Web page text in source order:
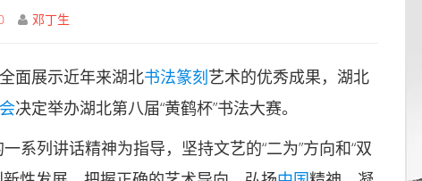
邓丁生
面展示近年来湖北书法篆刻艺术的优秀成果，湖北
决定举办湖北第八届“黄鹤杯”书法大赛。
列讲话精神为指导，坚持文艺的“二为”方向和“双